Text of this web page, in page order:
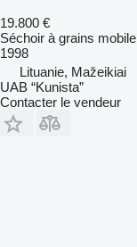
19.800 €
Séchoir à grains mobile
1998
Lituanie, Mažeikiai
UAB “Kunista”
Contacter le vendeur